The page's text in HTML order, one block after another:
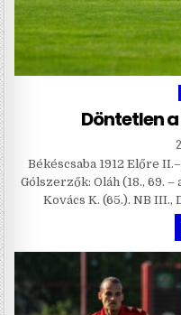
Döntetlen
Békéscsaba 1912 Előre
Gólszerzők: Oláh (18., 69. –
Kovács K. (65.). NB